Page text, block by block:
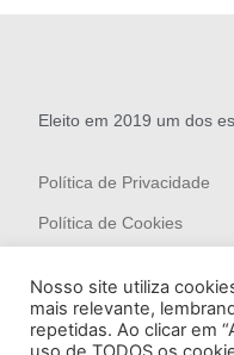
Eleito em 2019 um dos
Política de Privacidade
Política de Cookies
Nosso site utiliza
mais relevante,
repetidas. Ao clicar em